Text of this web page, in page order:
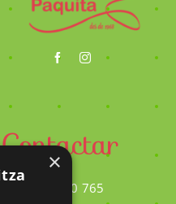
Contactar
973 450 765
×